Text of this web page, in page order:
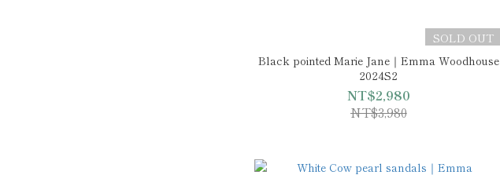
SOLD OUT
Black pointed Marie Jane｜Emma Woodhouse
2024S2
NT$2,980
NT$3,980